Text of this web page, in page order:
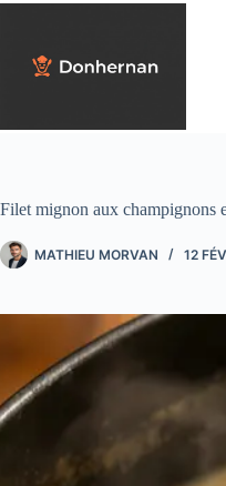
Passer
Filet mignon aux champignons
MATHIEU MORVAN 12